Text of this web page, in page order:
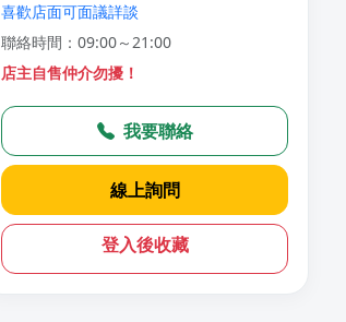
喜歡店面可面議詳談
聯絡時間：09:00～21:00
店主自售仲介勿擾！
我要聯絡
線上詢問
登入後收藏